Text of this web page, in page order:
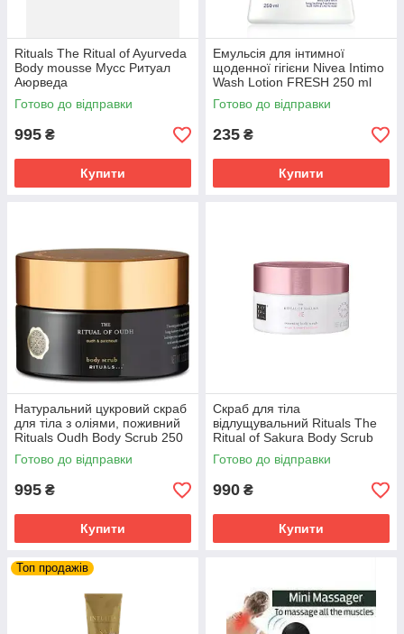
щодо оплати та доставки.
3
Внесення оплати за покупку готівкою або
безготівковим способом.
4
годин після надходження оплати за товар.
Вибирайте і замовляйте найкращі засоби
для тіла, і насолоджуйтеся
висококласним професійним доглядом у
себе вдома.
Ми гарантуємо бездоганну якість за
розумною ціною і максимально швидку
доставку!
Rituals The Ritual of Ayurveda
Body mousse Мусс Ритуал
Аюрведа
Готово до відправки
995 ₴
Купити
Емульсія для інтимної
щоденної гігієни Nivea Intimo
Wash Lotion FRESH 250 ml
Готово до відправки
235 ₴
Купити
Натуральний цукровий скраб
для тіла з оліями, поживний
Rituals Oudh Body Scrub 250
мл, Нідерланди
Готово до відправки
995 ₴
Купити
Скраб для тіла
відлущувальний Rituals The
Ritual of Sakura Body Scrub
250 г Ритуал
Готово до відправки
990 ₴
Купити
Топ продажів